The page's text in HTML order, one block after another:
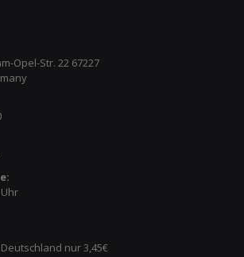
Opel-Str. 22 67227
nur 3,45€